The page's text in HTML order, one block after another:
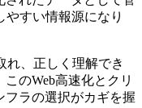
すい情報源になり
、正しく理解でき
のWeb高速化とクリ
フラの選択がカギを握